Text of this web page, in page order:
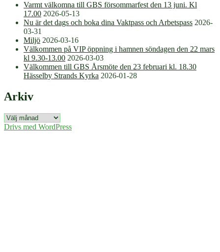
Varmt välkomna till GBS försommarfest den 13 juni. Kl
17.00 2026-05-13
Nu är det dags och boka dina Vaktpass och Arbetspass 2026-
03-31
Miljö 2026-03-16
Välkommen på VIP öppning i hamnen söndagen den 22 mars
kl 9.30-13.00 2026-03-03
Välkommen till GBS Årsmöte den 23 februari kl. 18.30
Hässelby Strands Kyrka 2026-01-28
Arkiv
Arkiv
Drivs med WordPress